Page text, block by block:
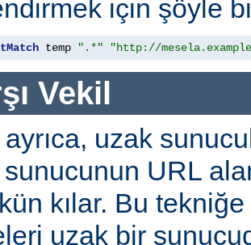
için şöyle
temp ".*" "http://
Vekil
uzak
URL
kılar. Bu
uzak bir